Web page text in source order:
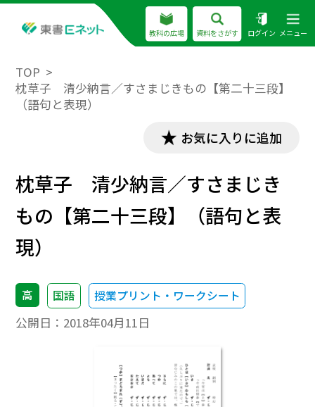
教科の広場 資料をさがす ログイン メニュー
TOP
枕草子 清少納言／すさまじきもの【第二十三段】
（語句と表現）
お気に入りに追加
枕草子 清少納言／すさまじき
もの【第二十三段】（語句と表
現）
高 国語 授業プリント・ワークシート
公開日： 2018年04月11日